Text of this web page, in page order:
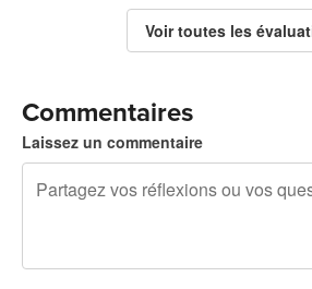
Voir toutes les
Commentaires
Laissez un commentaire